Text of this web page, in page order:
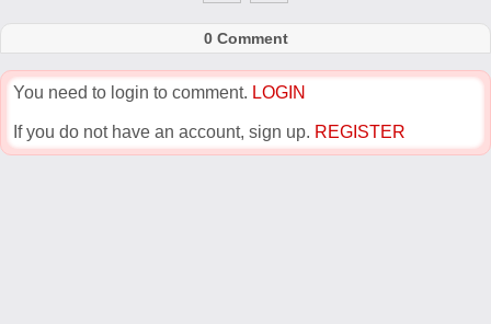
0 Comment
You need to login to comment. LOGIN
If you do not have an account, sign up. REGISTER